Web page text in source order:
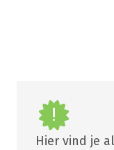
Hier vind je